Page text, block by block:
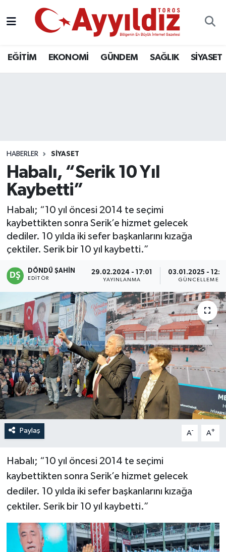
EĞİTİM EKONOMİ GÜNDEM SAĞLIK SİYASET
HABERLER SİYASET
Habalı, “Serik 10 Yıl
Kaybetti”
Habalı; “10 yıl öncesi 2014 te seçimi
kaybettikten sonra Serik’e hizmet gelecek
dediler. 10 yılda iki sefer başkanlarını kızağa
çektiler. Serik bir 10 yıl kaybetti.”
DÖNDÜ ŞAHİN
EDITÖR
29.02.2024 - 17:01
YAYINLANMA
03.01.2025 -
GÜNCELLEME
Paylaş A- A+
Habalı; “10 yıl öncesi 2014 te seçimi
kaybettikten sonra Serik’e hizmet gelecek
dediler. 10 yılda iki sefer başkanlarını kızağa
çektiler. Serik bir 10 yıl kaybetti.”